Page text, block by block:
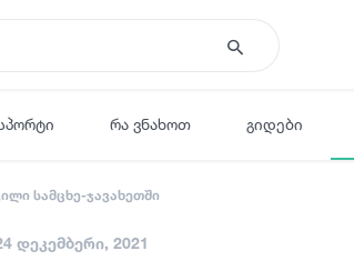
რა ვნახოთ გიდები
სამცხე-ჯავახეთში
დეკემბერი, 2021